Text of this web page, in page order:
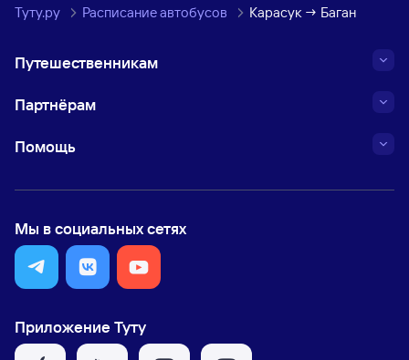
Туту.ру Расписание автобусов Карасук → Баган
Путешественникам
Партнёрам
Помощь
Мы в социальных сетях
Приложение Туту